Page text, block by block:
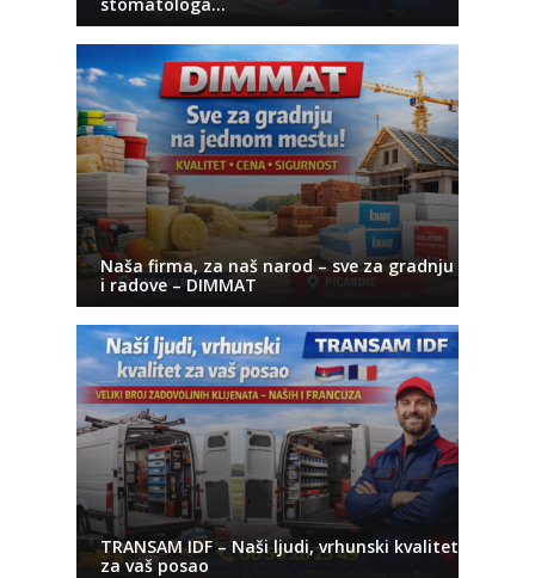
Naša firma, za naš narod – sve za gradnju
i radove – DIMMAT
TRANSAM IDF – Naši ljudi, vrhunski kvalitet
za vaš posao